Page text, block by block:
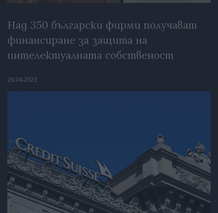
Над 350 български фирми получават
финансиране за защита на
интелектуалната собственост
26.04.2023